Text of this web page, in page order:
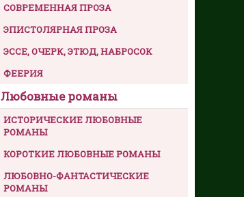
СОВРЕМЕННАЯ ПРОЗА
ЭПИСТОЛЯРНАЯ ПРОЗА
ЭССЕ, ОЧЕРК, ЭТЮД, НАБРОСОК
ФЕЕРИЯ
Любовные романы
ИСТОРИЧЕСКИЕ ЛЮБОВНЫЕ
РОМАНЫ
КОРОТКИЕ ЛЮБОВНЫЕ РОМАНЫ
ЛЮБОВНО-ФАНТАСТИЧЕСКИЕ
РОМАНЫ